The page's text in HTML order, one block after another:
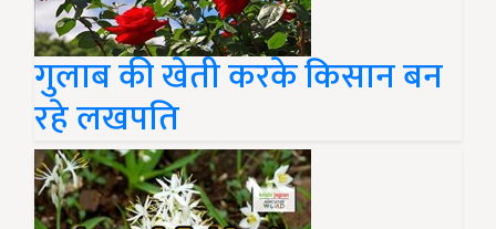
गुलाब की खेती करके किसान बन
रहे लखपति